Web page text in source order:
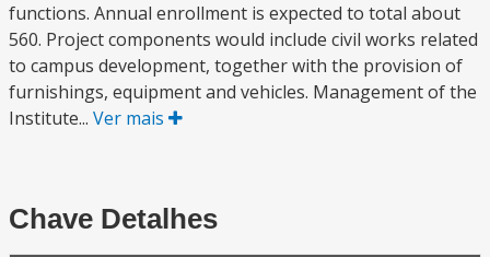
functions. Annual enrollment is expected to total about
560. Project components would include civil works related
to campus development, together with the provision of
furnishings, equipment and vehicles. Management of the
Institute... Ver mais
Chave Detalhes